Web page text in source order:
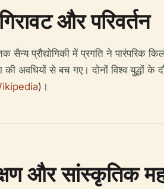
और परिवर्तन
प्रौद्योगिकी में प्रगति ने पारंपरिक
की अवधियों से बच गए। दोनों विश्व युद्धों के
)।
और सांस्कृतिक